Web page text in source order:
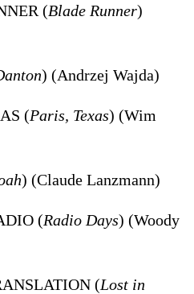
(Blade Runner)
) (Andrzej Wajda)
(Paris, Texas) (Wim
) (Claude Lanzmann)
(Radio Days) (Woody
(Lost in